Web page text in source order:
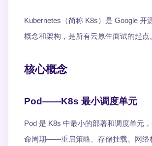
Kubernetes（简称 K8s）是 Google
概念和架构，是所有云原生面试的起点
核心概念
Pod——K8s 最小调度单元
Pod 是 K8s 中最小的部署和调度单元
命周期——重启策略、存储挂载、网络